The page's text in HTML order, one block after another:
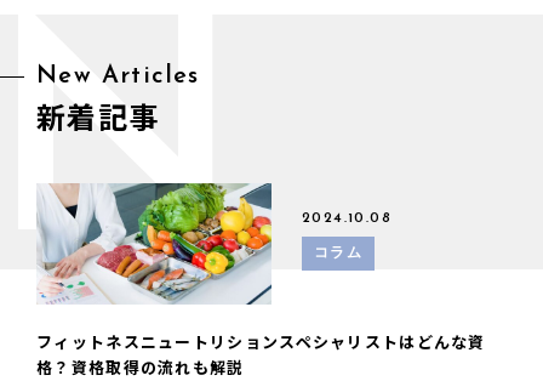
New Articles
新着記事
2024.10.08
コラム
フィットネスニュートリションスペシャリストはどんな資
格？資格取得の流れも解説